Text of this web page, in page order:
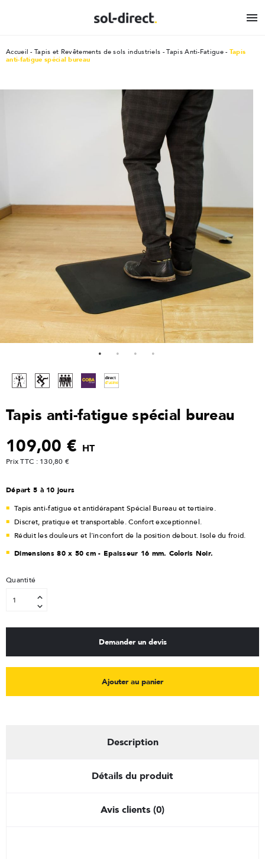

Accueil Tapis et Revêtements de sols industriels Tapis Anti-Fatigue
Tapis
anti-fatigue spécial bureau
Tapis anti-fatigue spécial bureau
109,00 € HT
Prix TTC : 130,80 €
Départ 5 à 10 jours
Tapis anti-fatigue et antidérapant Spécial Bureau et tertiaire.
Discret, pratique et transportable. Confort exceptionnel.
Réduit les douleurs et l’inconfort de la position debout. Isole du froid.
Dimensions 80 x 50 cm - Epaisseur 16 mm. Coloris Noir.
Quantité
Demander un devis
Ajouter au panier
Description
Détails du produit
Avis clients (0)